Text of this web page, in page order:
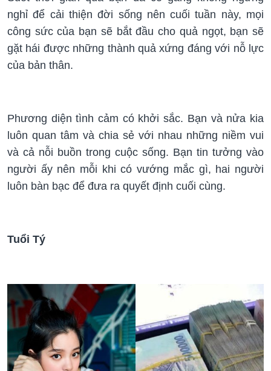
nghỉ để cải thiện đời sống nên cuối tuần này, mọi
công sức của bạn sẽ bắt đầu cho quả ngọt, bạn sẽ
gặt hái được những thành quả xứng đáng với nỗ lực
của bản thân.
Phương diện tình cảm có khởi sắc. Bạn và nửa kia
luôn quan tâm và chia sẻ với nhau những niềm vui
và cả nỗi buồn trong cuộc sống. Bạn tin tưởng vào
người ấy nên mỗi khi có vướng mắc gì, hai người
luôn bàn bạc để đưa ra quyết định cuối cùng.
Tuổi Tý